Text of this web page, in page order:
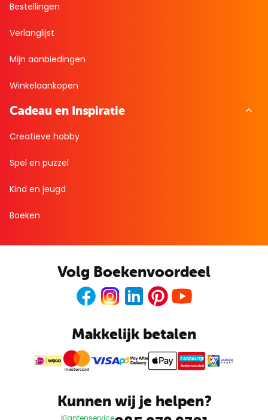
Bestellingen
Verlanglijst
Mijn aanbiedingen
Winkelaankopen
Cadeau en Inspiratie
Creatieve hobby
Spel en puzzel
Kind en jeugd
Boeken
Volg Boekenvoordeel
FacebookInstagramLinkedInPinterest
Makkelijk betalen
Boekenvoordeel
CADEAUTJE
Kunnen wij je helpen?
Klantenservice